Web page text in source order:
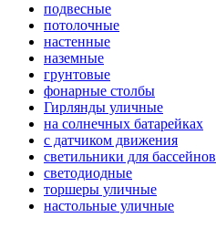
подвесные
потолочные
настенные
наземные
грунтовые
фонарные столбы
Гирлянды уличные
на солнечных батарейках
с датчиком движения
светильники для бассейнов
светодиодные
торшеры уличные
настольные уличные